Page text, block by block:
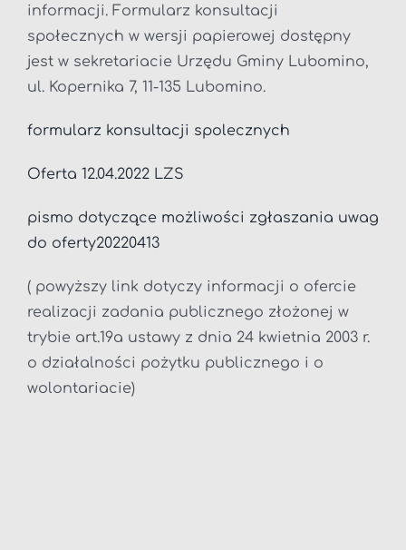
informacji. Formularz konsultacji
społecznych w wersji papierowej dostępny
jest w sekretariacie Urzędu Gminy Lubomino,
ul. Kopernika 7, 11-135 Lubomino.
formularz konsultacji spolecznych
Oferta 12.04.2022 LZS
pismo dotyczące możliwości zgłaszania uwag
do oferty20220413
( powyższy link dotyczy informacji o ofercie
realizacji zadania publicznego złożonej w
trybie art.19a ustawy z dnia 24 kwietnia 2003 r.
o działalności pożytku publicznego i o
wolontariacie)